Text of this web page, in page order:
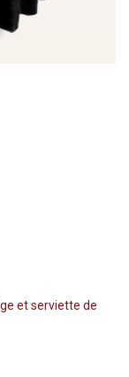
et serviette de